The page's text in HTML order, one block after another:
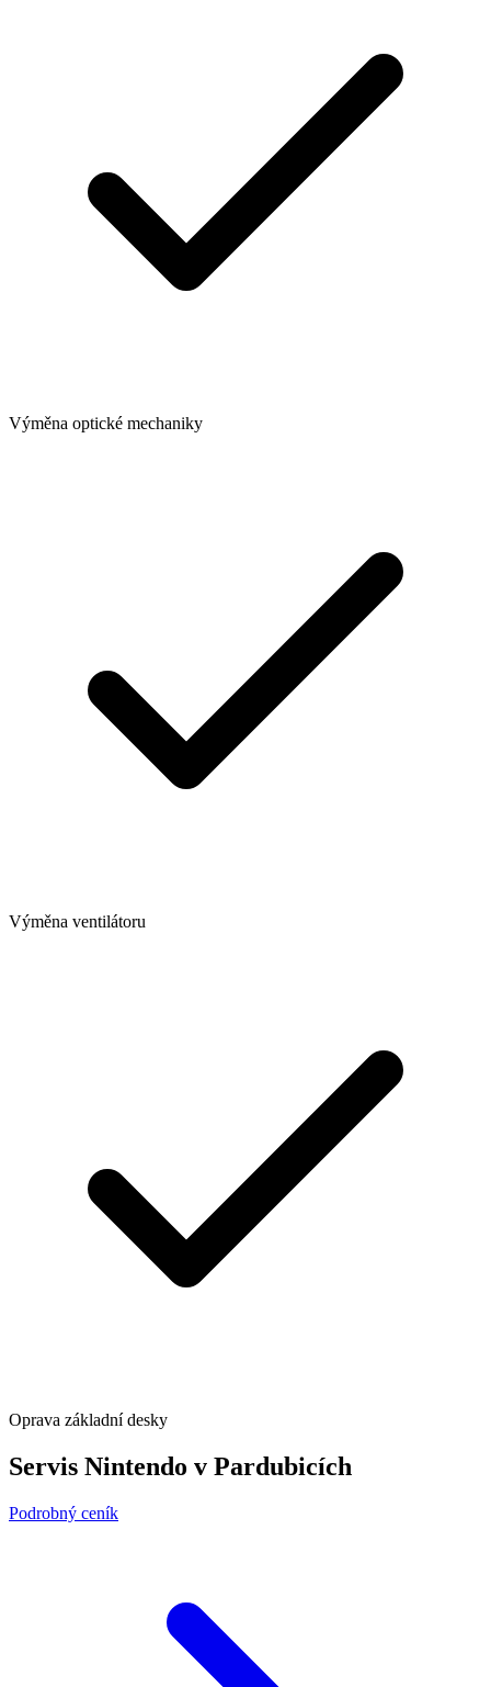
Výměna optické mechaniky
Výměna ventilátoru
Oprava základní desky
Servis Nintendo v Pardubicích
Podrobný ceník